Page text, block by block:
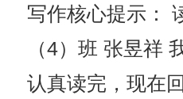
写作核心提示：
（4）班 张昱祥
认真读完，现在